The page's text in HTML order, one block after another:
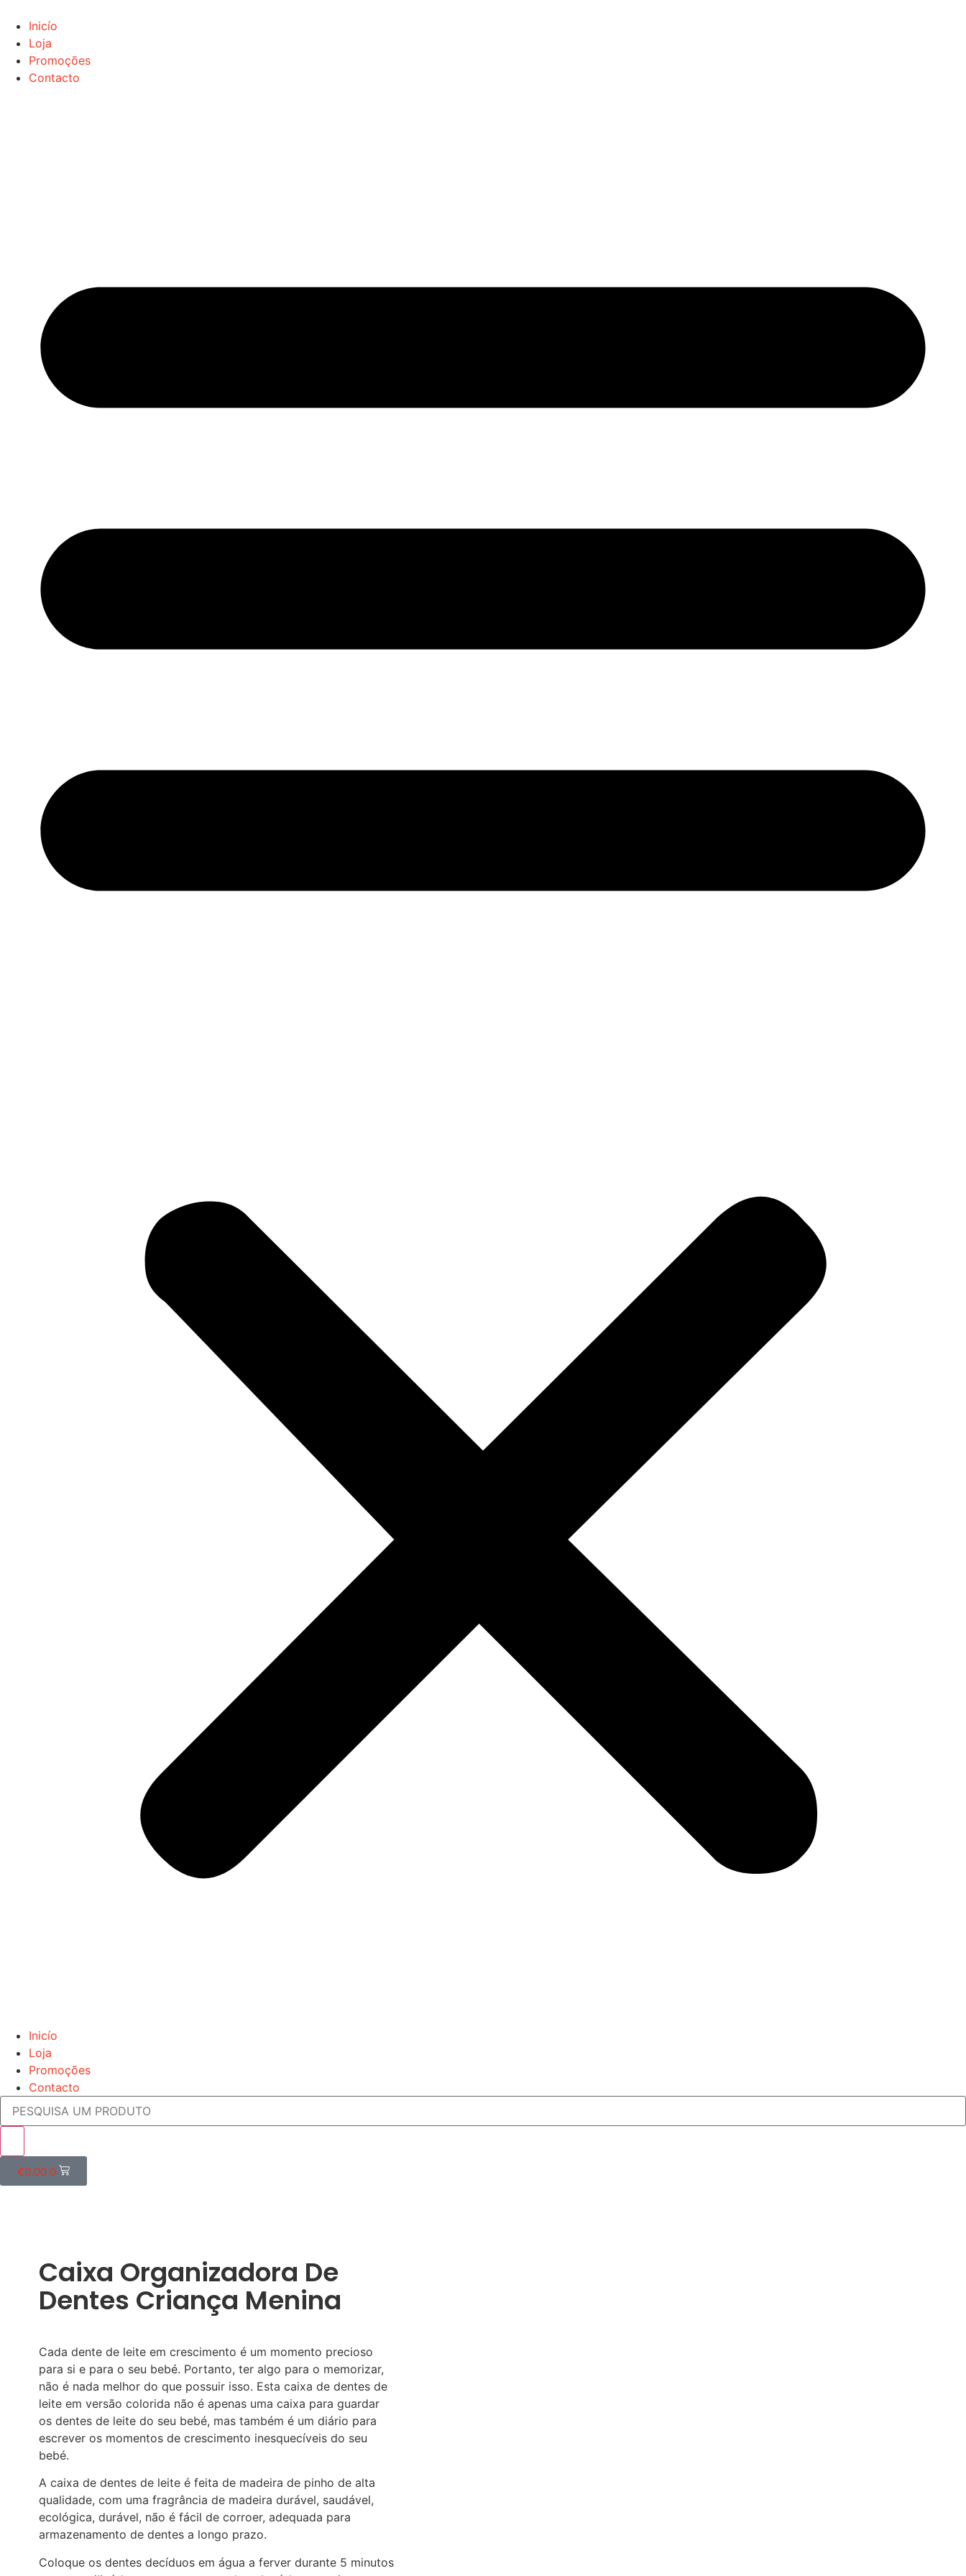
Inicío
Loja
Promoções
Contacto
Inicío
Loja
Promoções
Contacto
€0.00 0
Caixa Organizadora De
Dentes Criança Menina
Cada dente de leite em crescimento é um momento precioso
para si e para o seu bebé. Portanto, ter algo para o memorizar,
não é nada melhor do que possuir isso. Esta caixa de dentes de
leite em versão colorida não é apenas uma caixa para guardar
os dentes de leite do seu bebé, mas também é um diário para
escrever os momentos de crescimento inesquecíveis do seu
bebé.
A caixa de dentes de leite é feita de madeira de pinho de alta
qualidade, com uma fragrância de madeira durável, saudável,
ecológica, durável, não é fácil de corroer, adequada para
armazenamento de dentes a longo prazo.
Coloque os dentes decíduos em água a ferver durante 5 minutos